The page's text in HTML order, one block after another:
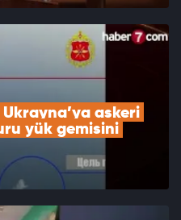
Ukrayna’ya askeri
yük gemisini